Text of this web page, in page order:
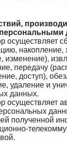
осуществляет
накопление,
изменение),
передачу
доступ),
удаление и
данных.
осуществляет
полученной